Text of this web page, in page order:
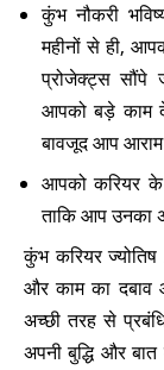
कुंभ नौकरी
महीनों से ही,
प्रोजेक्ट्स सौंपे
आपको बड़े काम
बावजूद आप
आपको करियर
ताकि आप उनका
कुंभ करियर ज्योतिष
और काम का दबाव
अच्छी तरह से
अपनी बुद्धि और